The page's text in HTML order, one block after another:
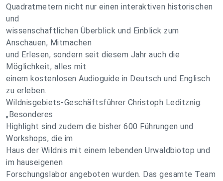
Quadratmetern nicht nur einen interaktiven historischen
und
wissenschaftlichen Überblick und Einblick zum
Anschauen, Mitmachen
und Erlesen, sondern seit diesem Jahr auch die
Möglichkeit, alles mit
einem kostenlosen Audioguide in Deutsch und Englisch
zu erleben.
Wildnisgebiets-Geschäftsführer Christoph Leditznig:
„Besonderes
Highlight sind zudem die bisher 600 Führungen und
Workshops, die im
Haus der Wildnis mit einem lebenden Urwaldbiotop und
im hauseigenen
Forschungslabor angeboten wurden. Das gesamte Team